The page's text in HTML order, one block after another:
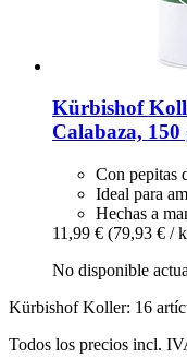
Kürbishof
Calabaza, 150
Con pepitas
Ideal para
Hechas a
11,99 € (79,93 € /
No disponible
Kürbishof Koller: 16
Todos los precios incl.